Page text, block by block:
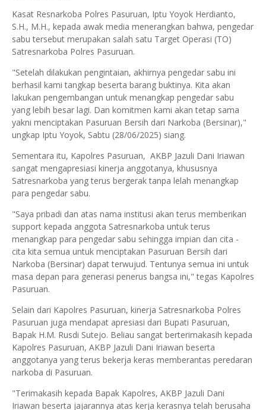
Kasat Resnarkoba Polres Pasuruan, Iptu Yoyok Herdianto,
S.H., M.H., kepada awak media menerangkan bahwa, pengedar
sabu tersebut merupakan salah satu Target Operasi (TO)
Satresnarkoba Polres Pasuruan.
"Setelah dilakukan pengintaian, akhirnya pengedar sabu ini
berhasil kami tangkap beserta barang buktinya. Kita akan
lakukan pengembangan untuk menangkap pengedar sabu
yang lebih besar lagi. Dan komitmen kami akan tetap sama
yakni menciptakan Pasuruan Bersih dari Narkoba (Bersinar),"
ungkap Iptu Yoyok, Sabtu (28/06/2025) siang.
Sementara itu, Kapolres Pasuruan, AKBP Jazuli Dani Iriawan
sangat mengapresiasi kinerja anggotanya, khususnya
Satresnarkoba yang terus bergerak tanpa lelah menangkap
para pengedar sabu.
"Saya pribadi dan atas nama institusi akan terus memberikan
support kepada anggota Satresnarkoba untuk terus
menangkap para pengedar sabu sehingga impian dan cita -
cita kita semua untuk menciptakan Pasuruan Bersih dari
Narkoba (Bersinar) dapat terwujud. Tentunya semua ini untuk
masa depan para generasi penerus bangsa ini," tegas Kapolres
Pasuruan.
Selain dari Kapolres Pasuruan, kinerja Satresnarkoba Polres
Pasuruan juga mendapat apresiasi dari Bupati Pasuruan,
Bapak H.M. Rusdi Sutejo. Beliau sangat berterimakasih kepada
Kapolres Pasuruan, AKBP Jazuli Dani Iriawan beserta
anggotanya yang terus bekerja keras memberantas peredaran
narkoba di Pasuruan.
"Terimakasih kepada Bapak Kapolres, AKBP Jazuli Dani
Iriawan beserta jajarannya atas kerja kerasnya telah berusaha